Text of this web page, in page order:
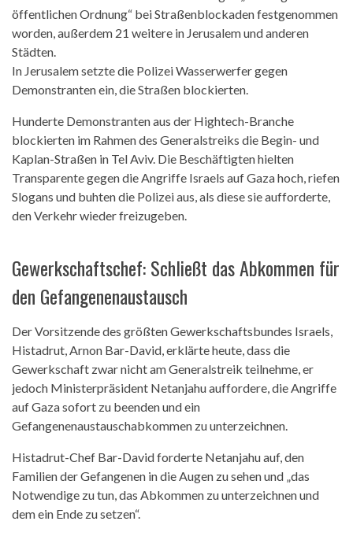
öffentlichen Ordnung“ bei Straßenblockaden festgenommen
worden, außerdem 21 weitere in Jerusalem und anderen
Städten.
In Jerusalem setzte die Polizei Wasserwerfer gegen
Demonstranten ein, die Straßen blockierten.
Hunderte Demonstranten aus der Hightech-Branche
blockierten im Rahmen des Generalstreiks die Begin- und
Kaplan-Straßen in Tel Aviv. Die Beschäftigten hielten
Transparente gegen die Angriffe Israels auf Gaza hoch, riefen
Slogans und buhten die Polizei aus, als diese sie aufforderte,
den Verkehr wieder freizugeben.
Gewerkschaftschef: Schließt das Abkommen für
den Gefangenenaustausch
Der Vorsitzende des größten Gewerkschaftsbundes Israels,
Histadrut, Arnon Bar-David, erklärte heute, dass die
Gewerkschaft zwar nicht am Generalstreik teilnehme, er
jedoch Ministerpräsident Netanjahu auffordere, die Angriffe
auf Gaza sofort zu beenden und ein
Gefangenenaustauschabkommen zu unterzeichnen.
Histadrut-Chef Bar-David forderte Netanjahu auf, den
Familien der Gefangenen in die Augen zu sehen und „das
Notwendige zu tun, das Abkommen zu unterzeichnen und
dem ein Ende zu setzen“.